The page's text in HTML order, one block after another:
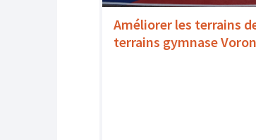
Améliorer les terrains
terrains gymnase